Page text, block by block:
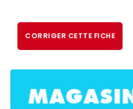
CORRIGER CETTE FICHE